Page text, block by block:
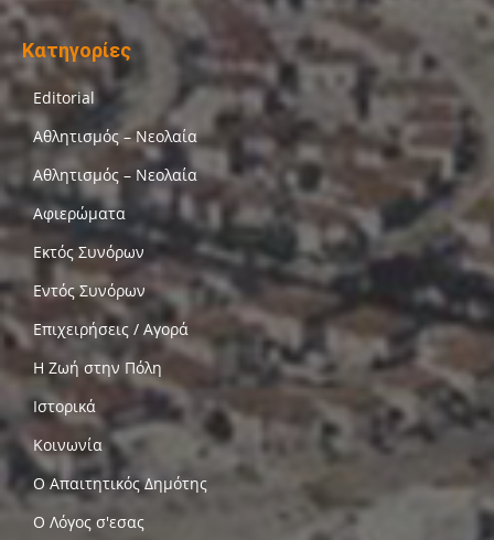
Κατηγορίες
Editorial
Αθλητισμός – Νεολαία
Αθλητισμός – Νεολαία
Αφιερώματα
Εκτός Συνόρων
Εντός Συνόρων
Επιχειρήσεις / Αγορά
Η Ζωή στην Πόλη
Ιστορικά
Κοινωνία
Ο Απαιτητικός Δημότης
Ο Λόγος σ'εσας